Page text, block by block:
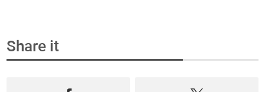
Επιλέξτε την εξέταση που θέλετε να κάνετε
Βήμα 1
Share it